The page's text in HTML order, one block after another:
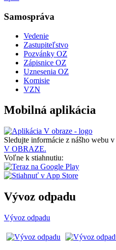
Samospráva
Vedenie
Zastupiteľstvo
Pozvánky OZ
Zápisnice OZ
Uznesenia OZ
Komisie
VZN
Mobilná aplikácia
Sledujte informácie z nášho webu v
V OBRAZE.
Voľne k stiahnutiu:
Vývoz odpadu
Vývoz odpadu